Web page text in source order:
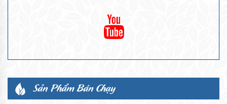
Sản Phẩm Bán Chạy